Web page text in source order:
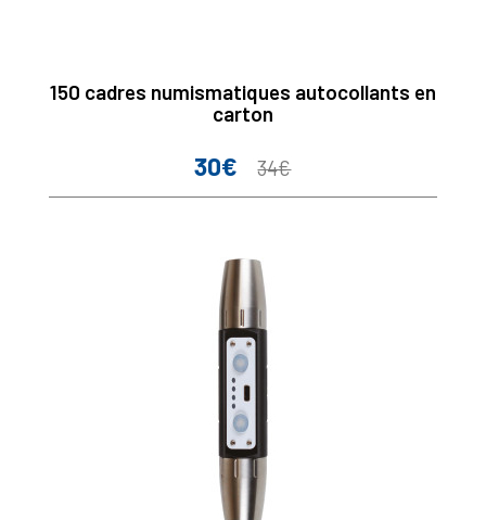
150 cadres numismatiques autocollants en
carton
Prix
30€
Prix
34€